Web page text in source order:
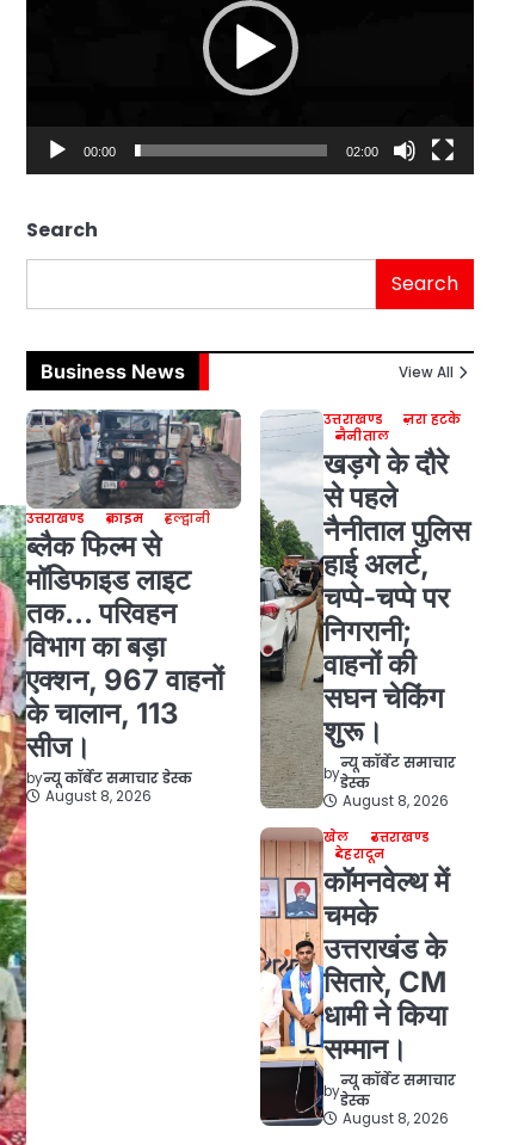
00:00 02:00
Search
Search
Business News View All
उत्तराखण्ड क्राइम हल्द्वानी
ब्लैक फिल्म से
मॉडिफाइड लाइट
तक… परिवहन
विभाग का बड़ा
एक्शन, 967 वाहनों
के चालान, 113
सीज।
byन्यू कॉर्बेट समाचार डेस्क
August 8, 2026
उत्तराखण्ड
ज़रा हटके
नैनीताल
खड़गे के दौरे
से पहले
नैनीताल पुलिस
हाई अलर्ट,
चप्पे-चप्पे पर
निगरानी;
वाहनों की
सघन चेकिंग
शुरू।
by
न्यू कॉर्बेट समाचार
डेस्क
August 8, 2026
खेल
उत्तराखण्ड
देहरादून
कॉमनवेल्थ में
चमके
उत्तराखंड के
सितारे, CM
धामी ने किया
सम्मान।
by
न्यू कॉर्बेट समाचार
डेस्क
August 8, 2026